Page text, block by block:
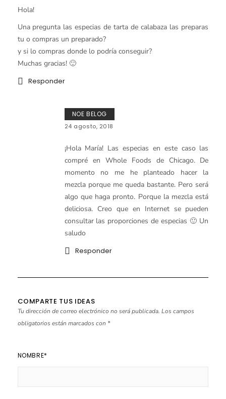
Hola!
Una pregunta las especias de tarta de calabaza las preparas
tu o compras un preparado?
y si lo compras donde lo podría conseguir?
Muchas gracias! 🙂
Responder
NOE BELOG
24 agosto, 2018
¡Hola María! Las especias en este caso las
compré en Whole Foods de Chicago. De
momento no me he planteado hacer la
mezcla porque me queda bastante. Pero será
algo que haga pronto. Porque la mezcla está
deliciosa. Creo que en Internet se pueden
consultar las proporciones de especias 🙂 Un
saludo
Responder
COMPARTE TUS IDEAS
Tu dirección de correo electrónico no será publicada. Los campos
obligatorios están marcados con *
NOMBRE*